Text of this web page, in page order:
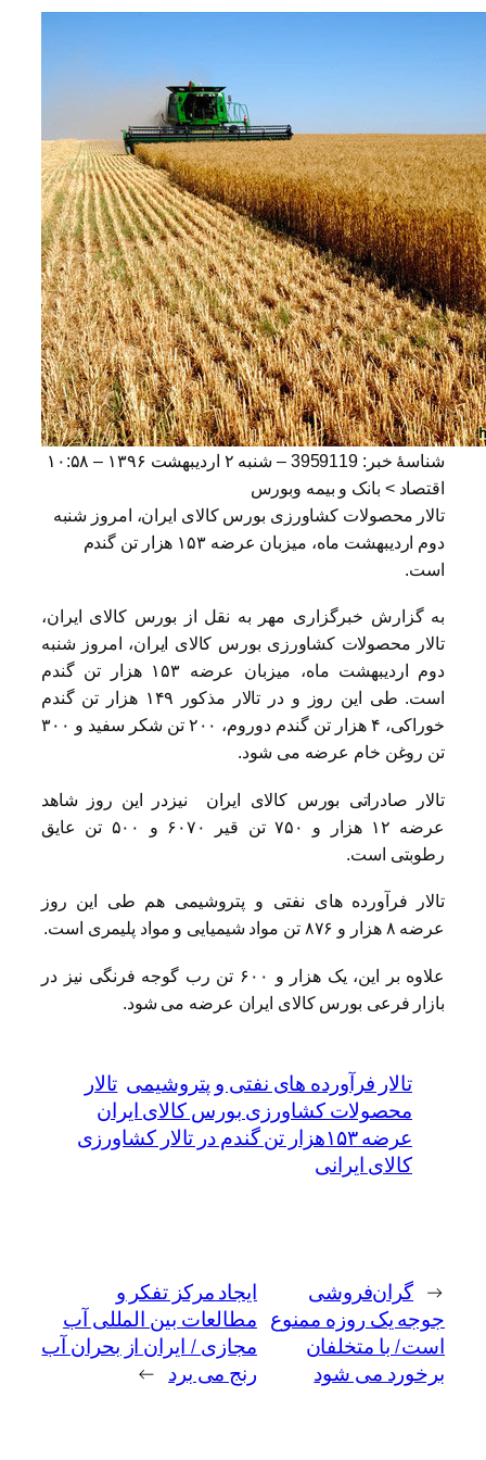
شناسهٔ خبر: 3959119 –
شنبه ۲ اردیبهشت ۱۳۹۶ – ۱۰:۵۸
اقتصاد > بانک و بیمه وبورس
تالار محصولات کشاورزی بورس کالای ایران، امروز شنبه
دوم اردیبهشت ماه، میزبان عرضه ۱۵۳ هزار تن گندم
است.
به گزارش خبرگزاری مهر به نقل از بورس کالای ایران،
تالار محصولات کشاورزی بورس کالای ایران، امروز شنبه
دوم اردیبهشت ماه، میزبان عرضه ۱۵۳ هزار تن گندم
است. طی این روز و در تالار مذکور ۱۴۹ هزار تن گندم
خوراکی، ۴ هزار تن گندم دوروم، ۲۰۰ تن شکر سفید و ۳۰۰
تن روغن خام عرضه می شود.
تالار صادراتی بورس کالای ایران نیزدر این روز شاهد
عرضه ۱۲ هزار و ۷۵۰ تن قیر ۶۰۷۰ و ۵۰۰ تن عایق
رطوبتی است.
تالار فرآورده های نفتی و پتروشیمی هم طی این روز
عرضه ۸ هزار و ۸۷۶ تن مواد شیمیایی و مواد پلیمری است
.
علاوه بر این، یک هزار و ۶۰۰ تن رب گوجه فرنگی نیز در
بازار فرعی بورس کالای ایران عرضه می شود.
تالار فرآورده های نفتی و پتروشیمی تالار
محصولات کشاورزی بورس کالای ایران
عرضه ۱۵۳هزار تن گندم در تالار کشاورزی
کالای ایرانی
← گران‌فروشی
جوجه یک روزه ممنوع
است/ با متخلفان
برخورد می شود
ایجاد مرکز تفکر و
مطالعات بین المللی آب
مجازی / ایران از بحران آب
رنج می برد →